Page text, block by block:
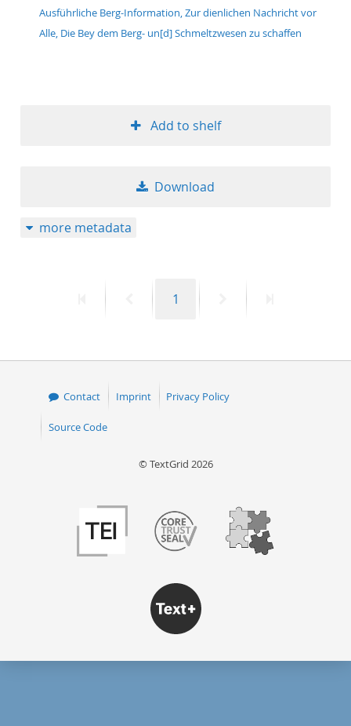
Ausführliche Berg-Information, Zur dienlichen Nachricht vor
Alle, Die Bey dem Berg- un[d] Schmeltzwesen zu schaffen
Add to shelf
Download
more metadata
PreviousPage
1
Contact Imprint Privacy Policy
Source Code
© TextGrid 2026